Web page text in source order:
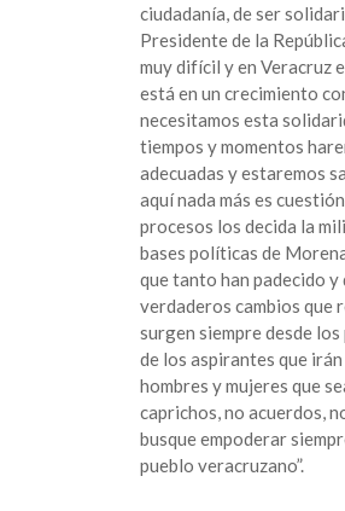
ciudadanía, de ser
Presidente de la
muy difícil y en Veracruz
está en un crecimiento
necesitamos esta
tiempos y momentos
adecuadas y estaremos
aquí nada más es
procesos los decida la
bases políticas de
que tanto han padecido y
verdaderos cambios que
surgen siempre desde
de los aspirantes que
hombres y mujeres que
caprichos, no acuerdos,
busque empoderar
pueblo veracruzano”.